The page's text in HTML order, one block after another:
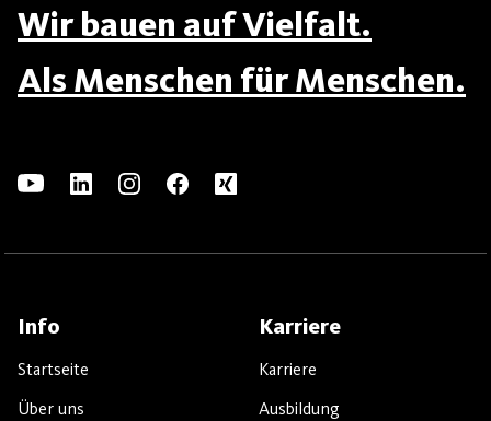
Wir bauen auf Vielfalt.
Als Menschen für Menschen.
Info
Startseite
Über uns
Karriere
Karriere
Ausbildung